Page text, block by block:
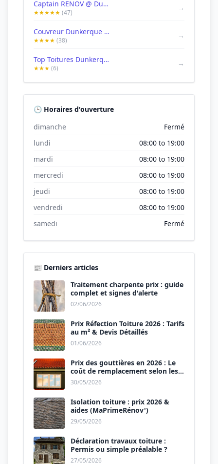
Captain RENOV @ Dunkerque
★★★★★ (47)
→
Couvreur Dunkerque - Toiture Cailleaux
★★★★ (38)
→
Top Toitures Dunkerque
★★★ (6)
→
🕒 Horaires d'ouverture
dimanche
Fermé
lundi
08:00 to 19:00
mardi
08:00 to 19:00
mercredi
08:00 to 19:00
jeudi
08:00 to 19:00
vendredi
08:00 to 19:00
samedi
Fermé
📰 Derniers articles
Traitement charpente prix : guide
complet et signes d'alerte
02/06/2026
Prix Réfection Toiture 2026 : Tarifs
au m² & Devis Détaillés
01/06/2026
Prix des gouttières en 2026 : Le
coût de remplacement selon les
matériaux
30/05/2026
Isolation toiture : prix 2026 &
aides (MaPrimeRénov')
29/05/2026
Déclaration travaux toiture :
Permis ou simple préalable ?
27/05/2026